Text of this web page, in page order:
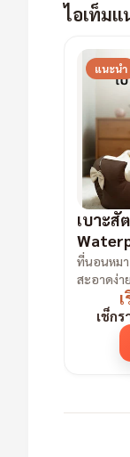
ไอเท็ม
แนะนำ
เบาะสั
ที่นอนหมา
สะอาดง่า
เช็ก